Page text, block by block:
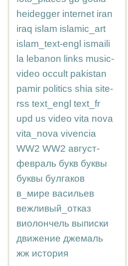
heidegger internet iran
iraq islam islamic_art
islam_text-engl ismaili
la lebanon links music-
video occult pakistan
pamir politics shia site-
rss text_engl text_fr
upd us video vita nova
vita_nova vivencia
WW2 WW2 август-
февраль букв буквы
буквы булгаков
в_мире васильев
вежливый_отказ
виолончель выписки
движение джемаль
жж история